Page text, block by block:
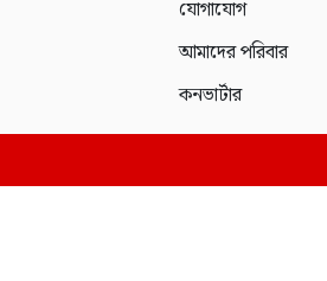
যোগাযোগ
আমাদের পরিবার
কনভার্টার